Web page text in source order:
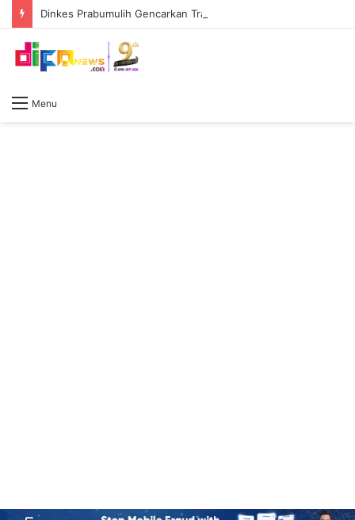
Menu